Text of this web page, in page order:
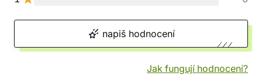
napiš hodnocení
Jak fungují hodnocení?